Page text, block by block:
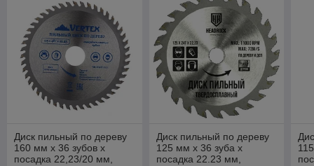
Диск пильный по дереву
160 мм х 36 зубов х
посадка 22,23/20 мм,
Диск пильный по дереву
125 мм х 36 зуба х
посадка 22.23 мм,